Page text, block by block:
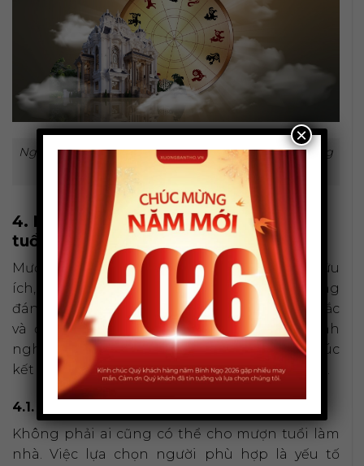
Nghi lễ mượn tuổi làm nhà cần được thực hiện đúng
4. Những điều đặc biệt lưu ý khi mượn
tuổi làm nhà
Mượn tuổi là một giải pháp phong thủy hữu
ích, tuy nhiên để tránh những rủi ro không
đáng có, gia chủ cần nắm vững các nguyên tắc
và điều kiêng kỵ sau đây. Đây là những kinh
nghiệm được các chuyên gia phong thủy đúc
kết để đảm bảo sự viên mãn cho ngôi nhà mới.
4.1. Tiêu chí chọn người cho mượn tuổi
Không phải ai cũng có thể cho mượn tuổi làm
nhà. Việc lựa chọn người phù hợp là yếu tố
×